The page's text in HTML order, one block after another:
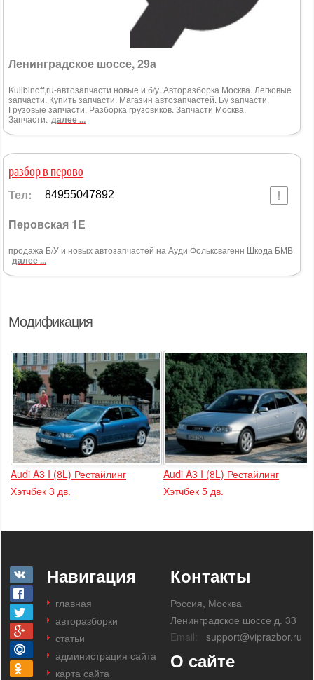
Модификация
Audi A3 I (8L) Рестайлинг
Хэтчбек 3 дв.
Audi A3 I (8L) Рестайлинг
Хэтчбек 5 дв.
Ленинградское шоссе, 29а
Kulibinoff,ru-автозапчасти новые и б/у. Авторазборка Москва. Легковые
запчасти. Купить запчасти. Магазин автозапчастей. Бу запчасти.
Грузовые запчасти. Разборка грузовиков. Запчасти Москва.
Запчасти. далее ...
разбор в перово
Тел: 84955047892
Перовская 1Е
продажа Б/У и новых автозапчастей на Ауди Фольксвагенн Шкода БМВ
далее ...
Навигация
главная
авторазборки
статьи
администрация сайта
карта сайта
Контакты
Россия, Москва
Ленинградское шоссе д. 33
Email:
support@viprazbor.ru
О сайте